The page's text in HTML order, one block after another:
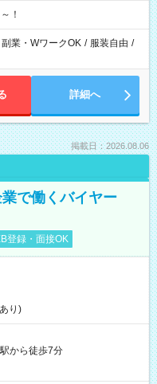
！
副業・WワークOK / 服装自由 /
詳細へ
掲載日：2026.08.06
で働くバイヤー
登録・面接OK
り)
から徒歩7分